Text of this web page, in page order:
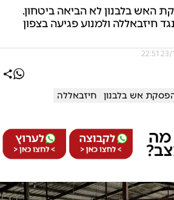
האש בלבנון לא הביאה ביטחון.
חיזבאללה ולמנוע פגיעה בצפון
אש בלבנון
חיזבאללה